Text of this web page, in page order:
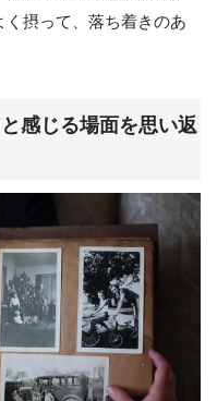
摂って、落ち着きのあ
感じる場面を思い返